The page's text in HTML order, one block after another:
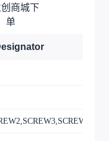
商城下
单